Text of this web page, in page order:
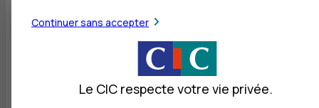
Retrait de billets EUR
Dépôt valorisé de billets EUR
Retrait de rouleaux de monnaie EUR
Dépôt de monnaie EUR
Continuer sans accepter
Le CIC respecte votre vie privée.